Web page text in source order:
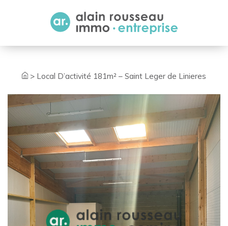
> Local D’activité 181m² – Saint Leger de Linieres